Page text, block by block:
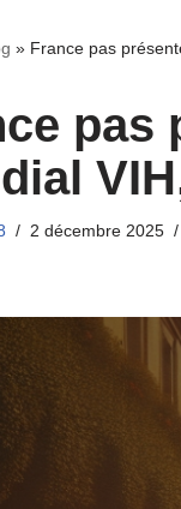
» France pas
pas
2 décembre 2025